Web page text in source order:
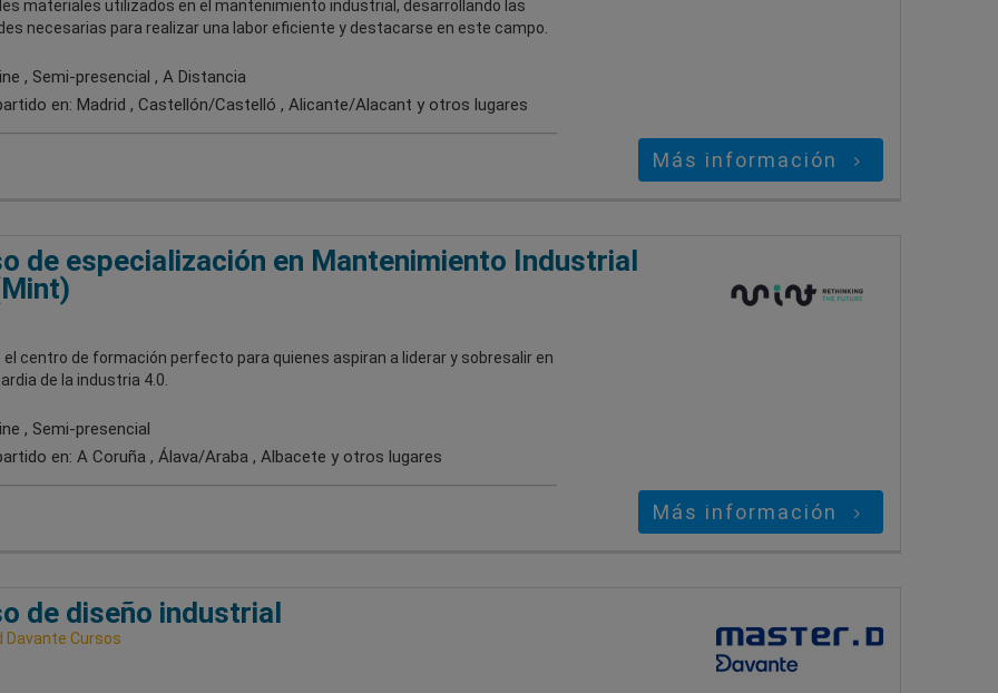
materiales utilizados en el mantenimiento industrial, desarrollando las
necesarias para realizar una labor eficiente y destacarse en este campo.
, Semi-presencial , A Distancia
en: Madrid , Castellón/Castelló , Alicante/Alacant y otros lugares
Más información
de especialización en Mantenimiento Industrial
el centro de formación perfecto para quienes aspiran a liderar y sobresalir en
de la industria 4.0.
, Semi-presencial
en: A Coruña , Álava/Araba , Albacete y otros lugares
Más información
de diseño industrial
Davante Cursos